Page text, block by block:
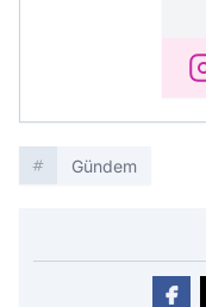
Gündem